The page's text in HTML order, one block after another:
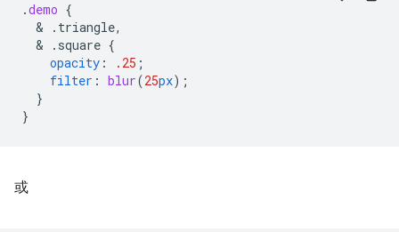
.demo {
  &
.triangle,
  &
.square {
opacity : .25 ;
filter : blur(25px);
}
}
或